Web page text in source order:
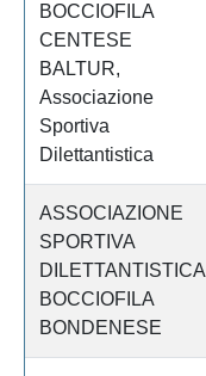
BOCCIOFILA
CENTESE
BALTUR,
Associazione
Sportiva
Dilettantistica
ASSOCIAZIONE
SPORTIVA
DILETTANTISTICA
BOCCIOFILA
BONDENESE